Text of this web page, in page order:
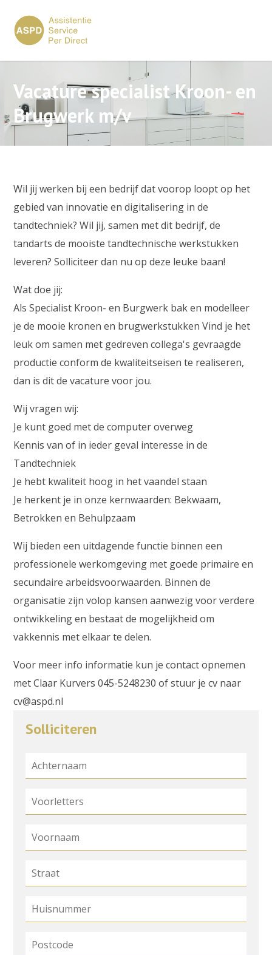
Vacature specialist Kroon- en
Brugwerk m/v
Wil jij werken bij een bedrijf dat voorop loopt op het
gebied van innovatie en digitalisering in de
tandtechniek? Wil jij, samen met dit bedrijf, de
tandarts de mooiste tandtechnische werkstukken
leveren? Solliciteer dan nu op deze leuke baan!
Wat doe jij:
Als Specialist Kroon- en Burgwerk bak en modelleer
je de mooie kronen en brugwerkstukken Vind je het
leuk om samen met gedreven collega's gevraagde
productie conform de kwaliteitseisen te realiseren,
dan is dit de vacature voor jou.
Wij vragen wij:
Je kunt goed met de computer overweg
Kennis van of in ieder geval interesse in de
Tandtechniek
Je hebt kwaliteit hoog in het vaandel staan
Je herkent je in onze kernwaarden: Bekwaam,
Betrokken en Behulpzaam
Wij bieden een uitdagende functie binnen een
professionele werkomgeving met goede primaire en
secundaire arbeidsvoorwaarden. Binnen de
organisatie zijn volop kansen aanwezig voor verdere
ontwikkeling en bestaat de mogelijkheid om
vakkennis met elkaar te delen.
Voor meer info informatie kun je contact opnemen
met Claar Kurvers 045-5248230 of stuur je cv naar
cv@aspd.nl
Solliciteren